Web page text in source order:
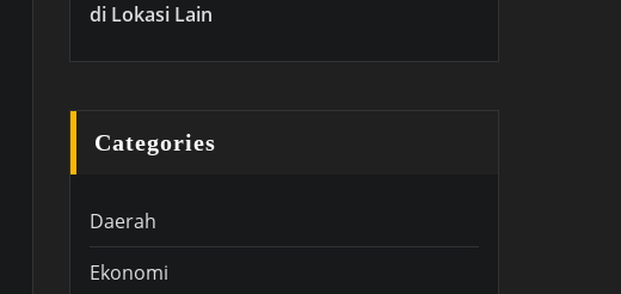
di Lokasi Lain
Categories
Daerah
Ekonomi